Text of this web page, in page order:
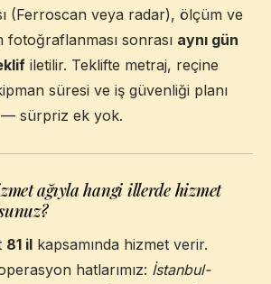
(Ferroscan veya radar), ölçüm ve
fotoğraflanması sonrası aynı gün
iletilir. Teklifte metraj, reçine
süresi ve iş güvenliği planı
— sürpriz ek yok.
ağıyla hangi illerde hizmet
81 il kapsamında hizmet verir.
hatlarımız: İstanbul-